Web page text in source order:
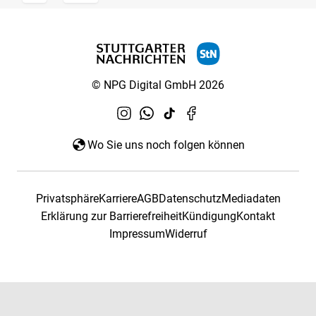
© NPG Digital GmbH 2026
Wo Sie uns noch folgen können
PrivatsphäreKarriereAGBDatenschutzMediadaten
Erklärung zur BarrierefreiheitKündigungKontakt
ImpressumWiderruf